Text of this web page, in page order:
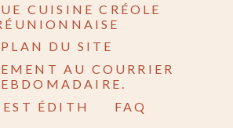
CUISINE CRÉOLE
PLAN DU SITE
AU COURRIER
ÉDITH
FAQ